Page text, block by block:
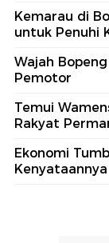
Kemarau di
untuk Penuhi
Wajah
Pemotor
Temui
Rakyat
Ekonomi
Kenyataannya